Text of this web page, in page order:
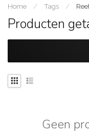
Home / Tags /
Producten
Geen